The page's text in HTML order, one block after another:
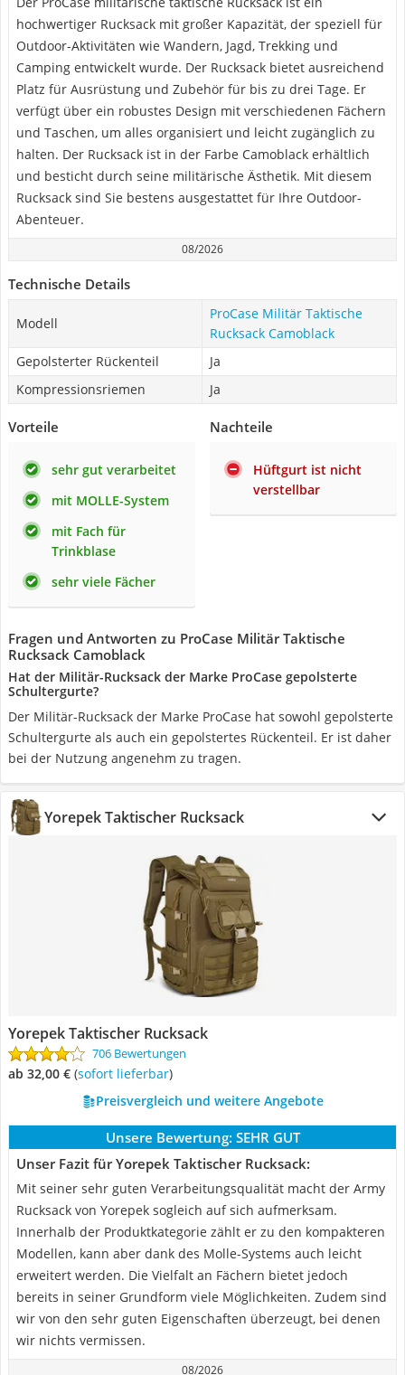
hochwertiger Rucksack mit großer Kapazität, der speziell für
Outdoor-Aktivitäten wie Wandern, Jagd, Trekking und
Camping entwickelt wurde. Der Rucksack bietet ausreichend
Platz für Ausrüstung und Zubehör für bis zu drei Tage. Er
verfügt über ein robustes Design mit verschiedenen Fächern
und Taschen, um alles organisiert und leicht zugänglich zu
halten. Der Rucksack ist in der Farbe Camoblack erhältlich
und besticht durch seine militärische Ästhetik. Mit diesem
Rucksack sind Sie bestens ausgestattet für Ihre Outdoor-
Abenteuer.
08/2026
Technische Details
Modell
ProCase Militär Taktische
Rucksack Camoblack
Gepolsterter Rückenteil
Ja
Kompressionsriemen
Ja
Vorteile
sehr gut verarbeitet
mit MOLLE-System
mit Fach für
Trinkblase
sehr viele Fächer
Nachteile
Hüftgurt ist nicht
verstellbar
Fragen und Antworten zu ProCase Militär Taktische
Rucksack Camoblack
Hat der Militär-Rucksack der Marke ProCase gepolsterte
Schultergurte?
Der Militär-Rucksack der Marke ProCase hat sowohl gepolsterte
Schultergurte als auch ein gepolstertes Rückenteil. Er ist daher
bei der Nutzung angenehm zu tragen.
Yorepek Taktischer Rucksack
Yorepek Taktischer Rucksack
706 Bewertungen
ab 32,00 € ( Sofort lieferbar)
Preisvergleich und weitere Angebote
Unsere Bewertung: SEHR GUT
Unser Fazit für Yorepek Taktischer Rucksack:
Mit seiner sehr guten Verarbeitungsqualität macht der Army
Rucksack von Yorepek sogleich auf sich aufmerksam.
Innerhalb der Produktkategorie zählt er zu den kompakteren
Modellen, kann aber dank des Molle-Systems auch leicht
erweitert werden. Die Vielfalt an Fächern bietet jedoch
bereits in seiner Grundform viele Möglichkeiten. Zudem sind
wir von den sehr guten Eigenschaften überzeugt, bei denen
wir nichts vermissen.
08/2026